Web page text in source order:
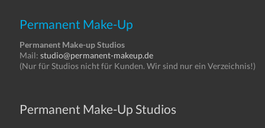
Permanent Make-Up
Permanent Make-up Studios
Mail:studio@permanent-makeup.de
(Nur für Studios nicht für Kunden. Wir sind nur ein Verzeichnis!)
Permanent Make-Up Studios